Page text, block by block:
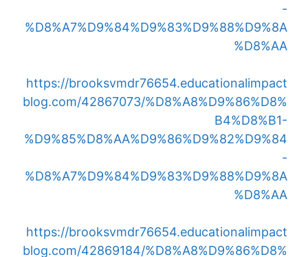
-
%D8%A7%D9%84%D9%83%D9%88%D9%8A
%D8%AA
https://brooksvmdr76654.educationalimpact
blog.com/42867073/%D8%A8%D9%86%D8%
B4%D8%B1-
%D9%85%D8%AA%D9%86%D9%82%D9%84
-
%D8%A7%D9%84%D9%83%D9%88%D9%8A
%D8%AA
https://brooksvmdr76654.educationalimpact
blog.com/42869184/%D8%A8%D9%86%D8%